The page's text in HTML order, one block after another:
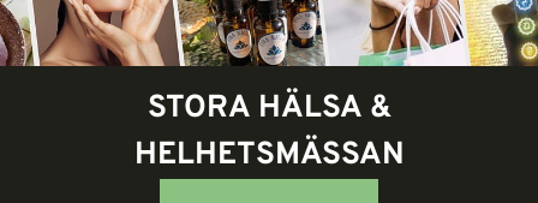
STORA HÄLSA &
HELHETSMÄSSAN